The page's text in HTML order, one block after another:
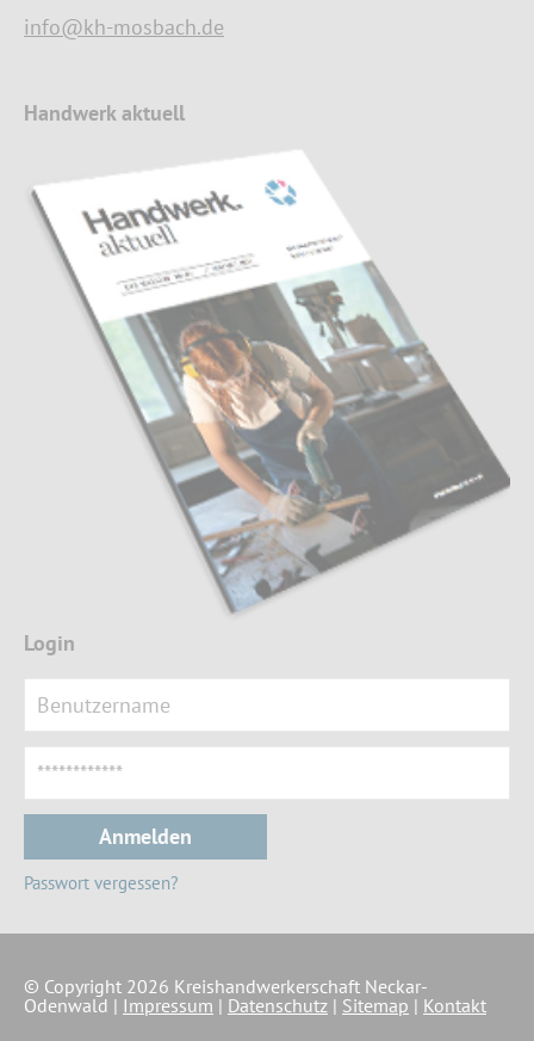
info@kh-mosbach.de
Handwerk aktuell
Login
Anmelden
Passwort vergessen?
© Copyright 2026 Kreishandwerkerschaft Neckar-
Odenwald | Impressum | Datenschutz | Sitemap | Kontakt